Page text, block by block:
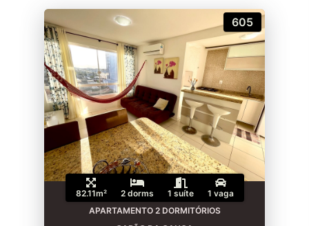
605
82.11m² 2 dorms 1 suíte
1 vaga
APARTAMENTO 2 DORMITÓRIOS